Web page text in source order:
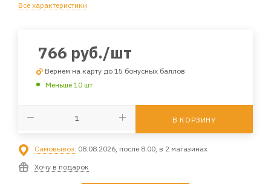
Все характеристики
766 руб./шт
Вернем на карту до 15 бонусных баллов
Меньше 10 шт
В КОРЗИНУ
Самовывоз: 08.08.2026, после 8:00, в 2 магазинах
Хочу в подарок